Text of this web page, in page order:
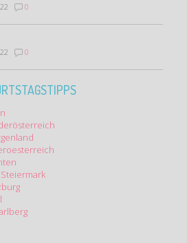
0
0